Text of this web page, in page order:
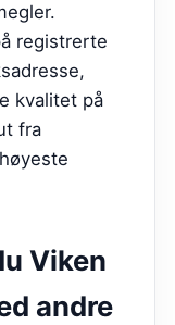
registrerte
kvalitet på
fra
Viken
andre